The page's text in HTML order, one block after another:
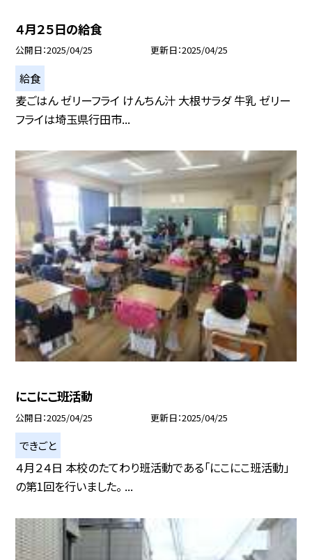
４月２５日の給食
公開日 2025/04/25 更新日 2025/04/25
給食
麦ごはん ゼリーフライ けんちん汁 大根サラダ 牛乳 ゼリー
フライは埼玉県行田市...
にこにこ班活動
公開日 2025/04/25 更新日 2025/04/25
できごと
４月２４日 本校のたてわり班活動である「にこにこ班活動」
の第1回を行いました。 ...